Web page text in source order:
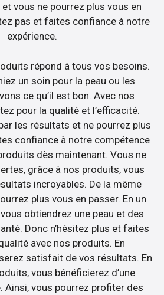
vous ne pourrez plus vous en
pas et faites confiance à notre
expérience.
répond à tous vos besoins.
un soin pour la peau ou les
ce qu’il est bon. Avec nos
pour la qualité et l’efficacité.
les résultats et ne pourrez plus
confiance à notre compétence
dès maintenant. Vous ne
grâce à nos produits, vous
incroyables. De la même
plus vous en passer. En un
obtiendrez une peau et des
Donc n’hésitez plus et faites
avec nos produits. En
satisfait de vos résultats. En
vous bénéficierez d’une
Ainsi, vous pourrez profiter des